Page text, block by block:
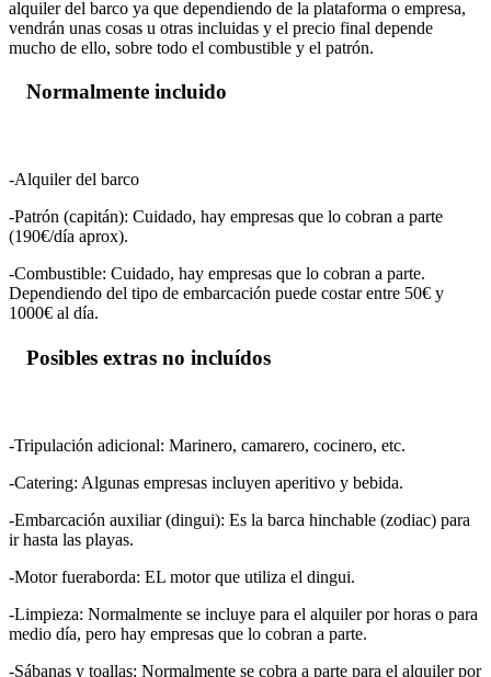
alquiler del barco ya que dependiendo de la plataforma o empresa,
vendrán unas cosas u otras incluidas y el precio final depende
mucho de ello, sobre todo el combustible y el patrón.
Normalmente incluido
-Alquiler del barco
-Patrón (capitán): Cuidado, hay empresas que lo cobran a parte
(190€/día aprox).
-Combustible: Cuidado, hay empresas que lo cobran a parte.
Dependiendo del tipo de embarcación puede costar entre 50€ y
1000€ al día.
Posibles extras no incluídos
-Tripulación adicional: Marinero, camarero, cocinero, etc.
-Catering: Algunas empresas incluyen aperitivo y bebida.
-Embarcación auxiliar (dingui): Es la barca hinchable (zodiac) para
ir hasta las playas.
-Motor fueraborda: EL motor que utiliza el dingui.
-Limpieza: Normalmente se incluye para el alquiler por horas o para
medio día, pero hay empresas que lo cobran a parte.
-Sábanas y toallas: Normalmente se cobra a parte para el alquiler por